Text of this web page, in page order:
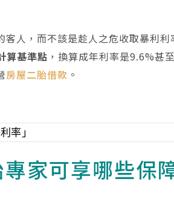
人，而不該是趁人之危收取暴利
算基準點 ，換算成年利率是9.6%甚
房屋二胎借款 。
率」
家可享哪些保